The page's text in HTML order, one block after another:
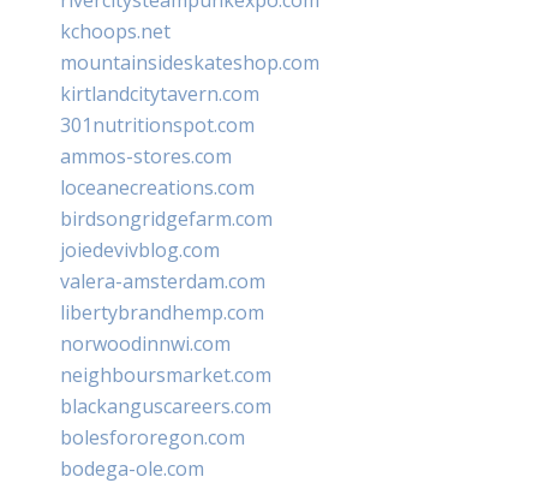
kchoops.net
mountainsideskateshop.com
kirtlandcitytavern.com
301nutritionspot.com
ammos-stores.com
loceanecreations.com
birdsongridgefarm.com
joiedevivblog.com
valera-amsterdam.com
libertybrandhemp.com
norwoodinnwi.com
neighboursmarket.com
blackanguscareers.com
bolesfororegon.com
bodega-ole.com